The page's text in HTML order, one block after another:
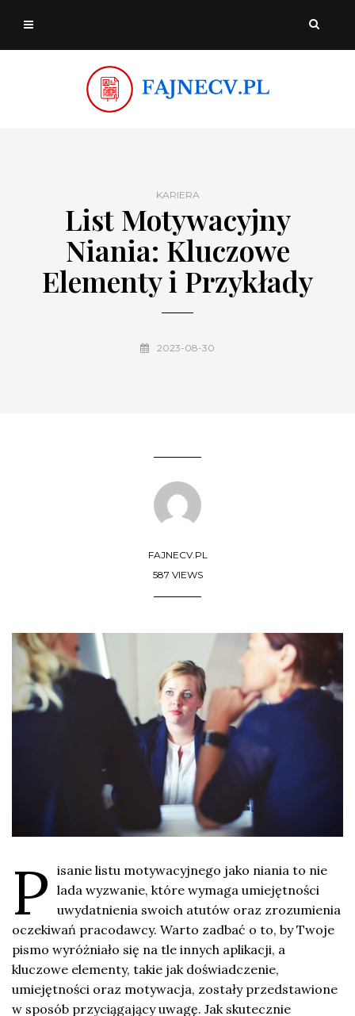
KARIERA
List Motywacyjny
Niania: Kluczowe
Elementy i Przykłady
2023-08-30
FAJNECV.PL
587 VIEWS
P isanie listu motywacyjnego jako niania to nie
lada wyzwanie, które wymaga umiejętności
uwydatnienia swoich atutów oraz zrozumienia
oczekiwań pracodawcy. Warto zadbać o to, by Twoje
pismo wyróżniało się na tle innych aplikacji, a
kluczowe elementy, takie jak doświadczenie,
umiejętności oraz motywacja, zostały przedstawione
w sposób przyciągający uwagę. Jak skutecznie